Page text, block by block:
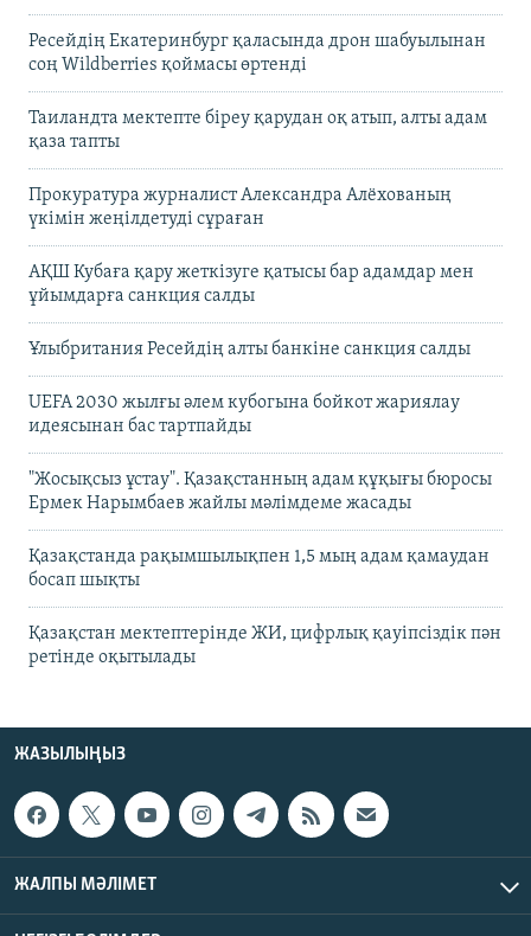
Ресейдің Екатеринбург қаласында дрон шабуылынан
соң Wildberries қоймасы өртенді
Таиландта мектепте біреу қарудан оқ атып, алты адам
қаза тапты
Прокуратура журналист Александра Алёхованың
үкімін жеңілдетуді сұраған
АҚШ Кубаға қару жеткізуге қатысы бар адамдар мен
ұйымдарға санкция салды
Ұлыбритания Ресейдің алты банкіне санкция салды
UEFA 2030 жылғы әлем кубогына бойкот жариялау
идеясынан бас тартпайды
"Жосықсыз ұстау". Қазақстанның адам құқығы бюросы
Ермек Нарымбаев жайлы мәлімдеме жасады
Қазақстанда рақымшылықпен 1,5 мың адам қамаудан
босап шықты
Қазақстан мектептерінде ЖИ, цифрлық қауіпсіздік пән
ретінде оқытылады
ЖАЗЫЛЫҢЫЗ
ЖАЛПЫ МӘЛІМЕТ